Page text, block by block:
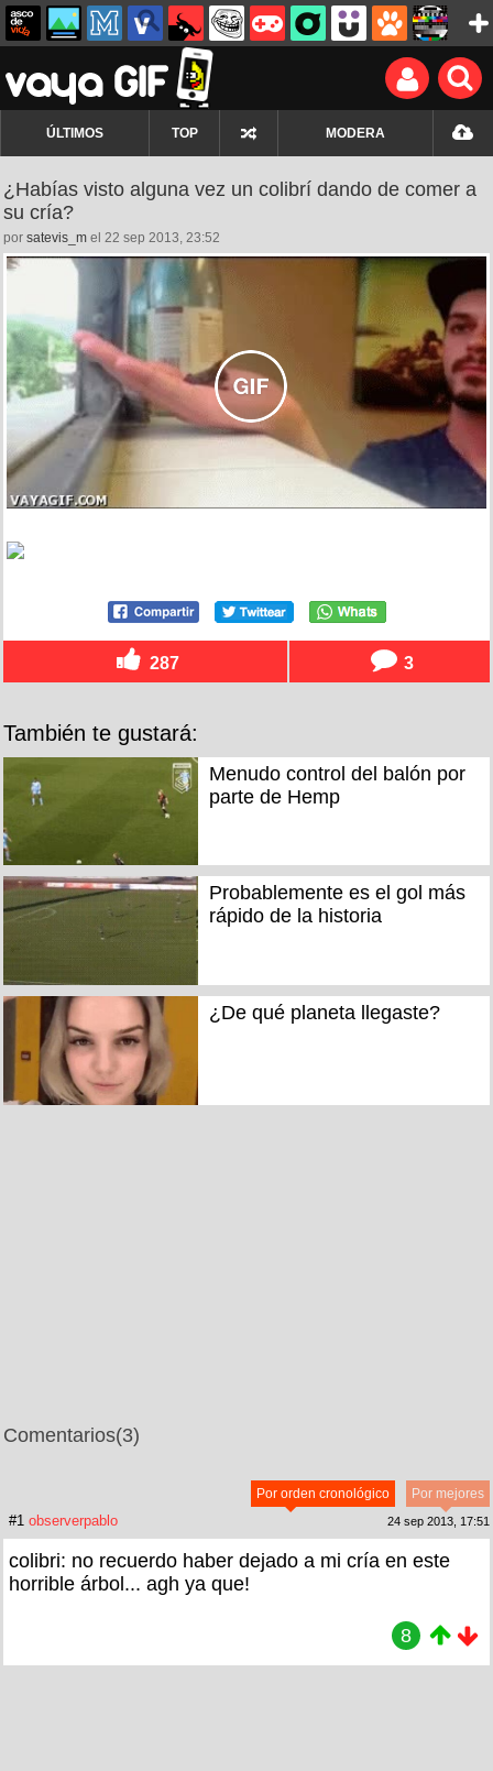
ÚLTIMOS TOP MODERA
¿Habías visto alguna vez un colibrí dando de comer a
su cría?
por satevis_m el 22 sep 2013, 23:52
287 3
También te gustará:
Menudo control del balón por
parte de Hemp
Probablemente es el gol más
rápido de la historia
¿De qué planeta llegaste?
Comentarios(3)
Por mejores
Por orden cronológico
#1 observerpablo 24 sep 2013, 17:51
colibri: no recuerdo haber dejado a mi cría en este
horrible árbol... agh ya que!
8